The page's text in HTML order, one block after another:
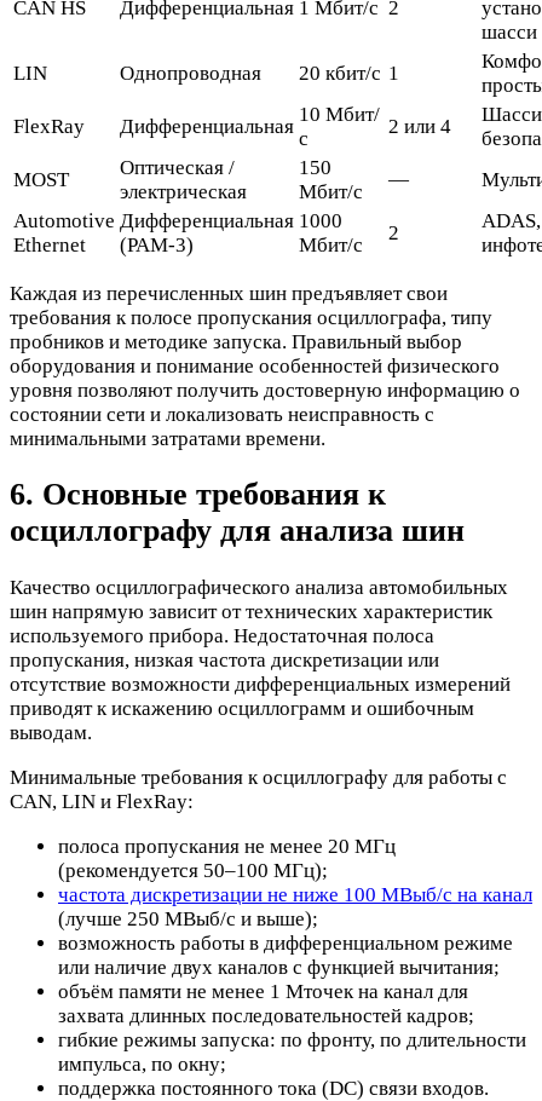
CAN HS Дифференциальная 1 Мбит/с 2
шасси
LIN
Однопроводная 20 кбит/с 1
FlexRay
Дифференциальная
10 Мбит/
с
2 или 4
MOST
Оптическая /
электрическая
150
Мбит/с
—
Automotive
Ethernet
Дифференциальная
(PAM-3)
1000
Мбит/с
2
ADAS,
Каждая из перечисленных шин предъявляет свои
требования к полосе пропускания осциллографа, типу
пробников и методике запуска. Правильный выбор
оборудования и понимание особенностей физического
уровня позволяют получить достоверную информацию о
состоянии сети и локализовать неисправность с
минимальными затратами времени.
6. Основные требования к
осциллографу для анализа шин
Качество осциллографического анализа автомобильных
шин напрямую зависит от технических характеристик
используемого прибора. Недостаточная полоса
пропускания, низкая частота дискретизации или
отсутствие возможности дифференциальных измерений
приводят к искажению осциллограмм и ошибочным
выводам.
Минимальные требования к осциллографу для работы с
CAN, LIN и FlexRay:
полоса пропускания не менее 20 МГц
(рекомендуется 50–100 МГц);
частота дискретизации не ниже 100 МВыб/с на канал
(лучше 250 МВыб/с и выше);
возможность работы в дифференциальном режиме
или наличие двух каналов с функцией вычитания;
объём памяти не менее 1 Мточек на канал для
захвата длинных последовательностей кадров;
гибкие режимы запуска: по фронту, по длительности
импульса, по окну;
поддержка постоянного тока (DC) связи входов.